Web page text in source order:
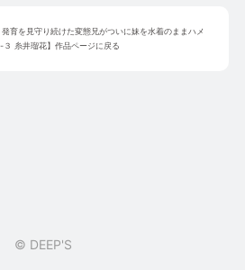
育を見守り続けた変態兄がついに妹を水着のままハメ
３ 糸井瑠花】作品ページに戻る
© DEEP'S